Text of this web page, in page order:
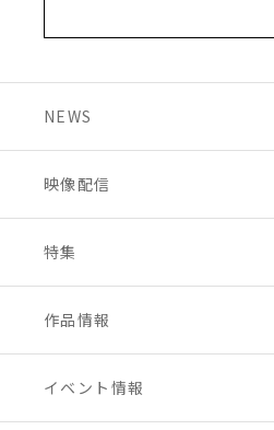
NEWS
映像配信
特集
作品情報
イベント情報